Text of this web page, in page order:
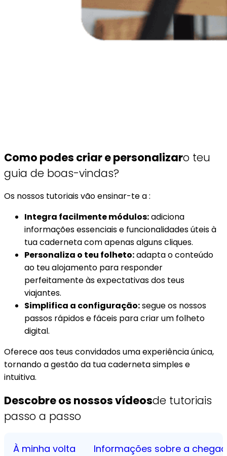
Como podes criar e personalizaro teu
guia de boas-vindas?
Os nossos tutoriais vão ensinar-te a :
Integra facilmente módulos:adiciona
informações essenciais e funcionalidades úteis à
tua caderneta com apenas alguns cliques.
Personaliza o teu folheto:adapta o conteúdo
ao teu alojamento para responder
perfeitamente às expectativas dos teus
viajantes.
Simplifica a configuração:segue os nossos
passos rápidos e fáceis para criar um folheto
digital.
Oferece aos teus convidados uma experiência única,
tornando a gestão da tua caderneta simples e
intuitiva.
Descobre os nossos vídeosde tutoriais
passo a passo
À minha volta Informações sobre a